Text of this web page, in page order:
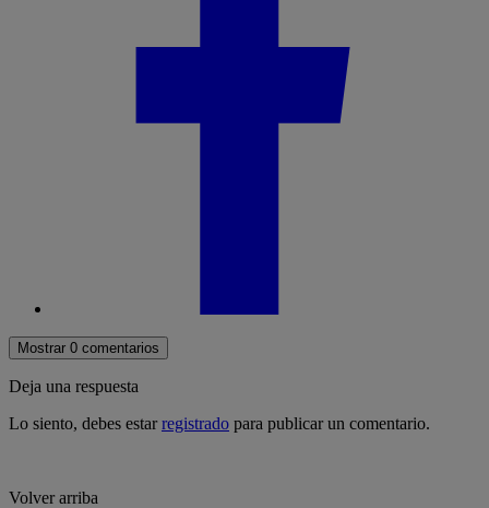
Mostrar 0 comentarios
Deja una respuesta
Lo siento, debes estarregistrado para publicar un comentario.
Volver arriba